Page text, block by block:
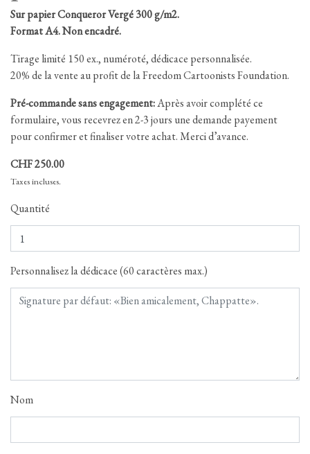
Sur papier Conqueror Vergé 300 g/m2.
Format A4. Non encadré.
Tirage limité 150 ex., numéroté, dédicace personnalisée.
20% de la vente au profit de la Freedom Cartoonists Foundation.
Pré-commande sans engagement:Après avoir complété ce
formulaire, vous recevrez en 2-3 jours une demande payement
pour confirmer et finaliser votre achat. Merci d’avance.
CHF 250.00
Taxes incluses.
Quantité
Personnalisez la dédicace (60 caractères max.)
Nom